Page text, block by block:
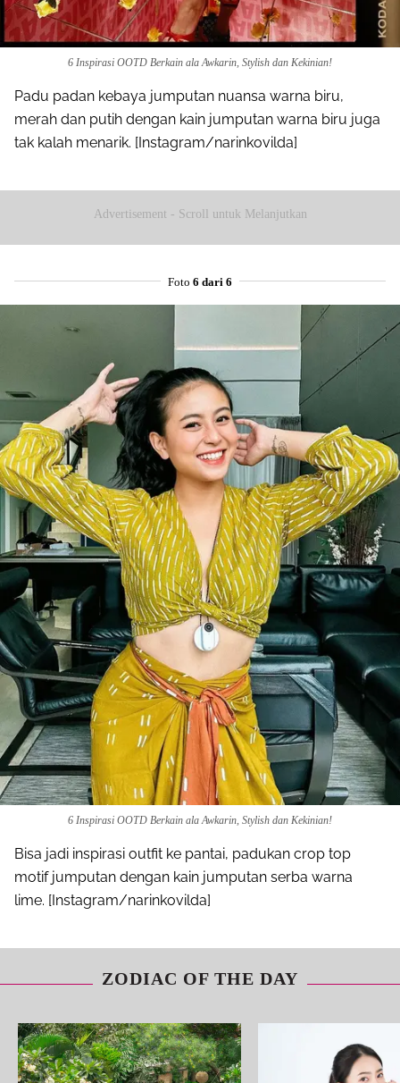
6 Inspirasi OOTD Berkain ala Awkarin, Stylish dan Kekinian!
Padu padan kebaya jumputan nuansa warna biru,
merah dan putih dengan kain jumputan warna biru juga
tak kalah menarik. [Instagram/narinkovilda]
Advertisement - Scroll untuk Melanjutkan
Foto 6 dari 6
6 Inspirasi OOTD Berkain ala Awkarin, Stylish dan Kekinian!
Bisa jadi inspirasi outfit ke pantai, padukan crop top
motif jumputan dengan kain jumputan serba warna
lime. [Instagram/narinkovilda]
ZODIAC OF THE DAY